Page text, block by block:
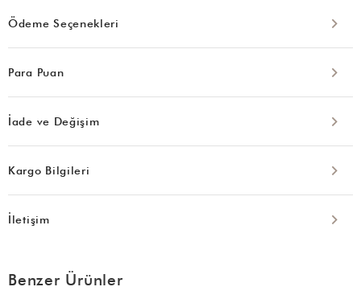
Ödeme Seçenekleri
Para Puan
İade ve Değişim
Kargo Bilgileri
İletişim
Benzer Ürünler